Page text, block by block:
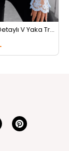
Kol Güpür Detaylı V Yaka Triko Bluz Mavi